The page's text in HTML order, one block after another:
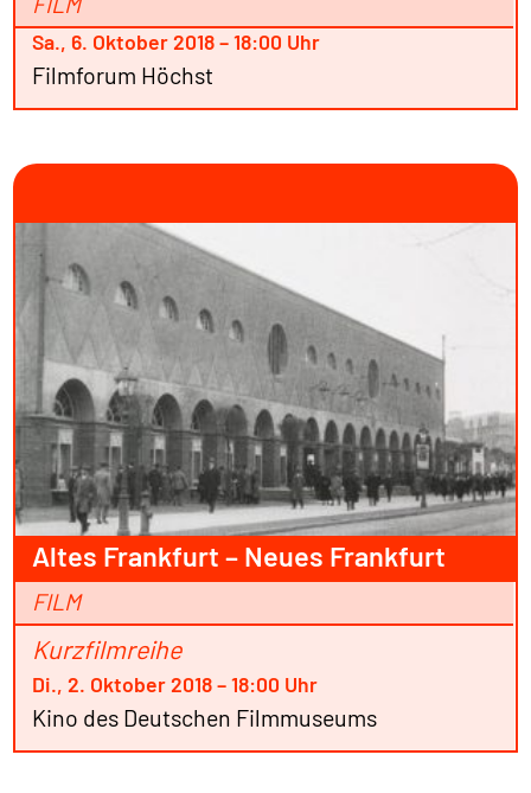
Sa., 6. Oktober 2018 – 18:00 Uhr
Filmforum Höchst
Altes Frankfurt – Neues Frankfurt
FILM
Kurzfilmreihe
Di., 2. Oktober 2018 – 18:00 Uhr
Kino des Deutschen Filmmuseums